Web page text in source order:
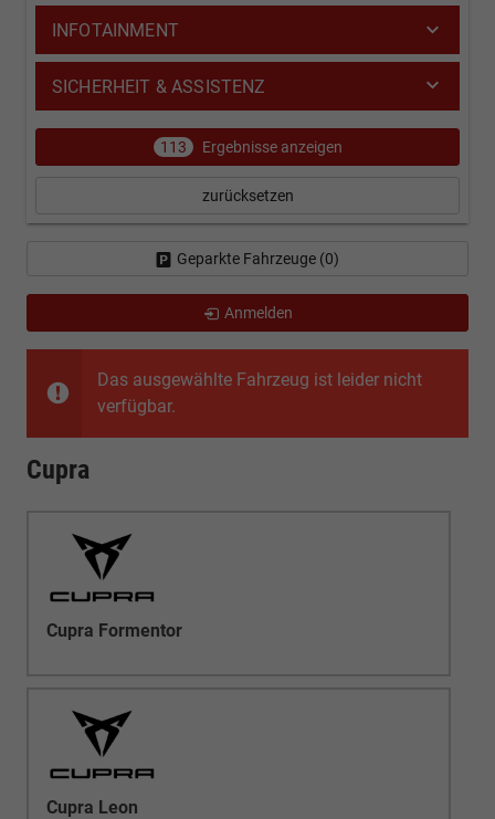
Das ausgewählte Fahrzeug ist leider nicht
verfügbar.
Cupra
Cupra Formentor
Cupra Leon
INFOTAINMENT
SICHERHEIT & ASSISTENZ
113 Ergebnisse anzeigen
zurücksetzen
Geparkte Fahrzeuge (0)
Anmelden